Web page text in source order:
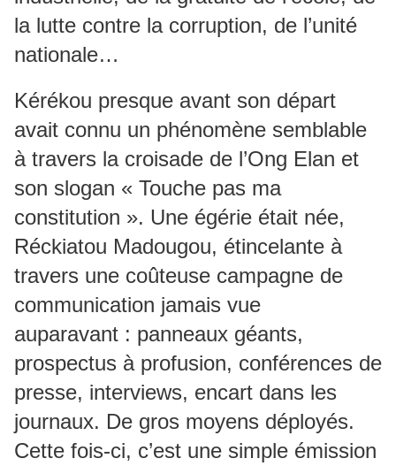
la lutte contre la corruption, de l’unité
nationale…
Kérékou presque avant son départ
avait connu un phénomène semblable
à travers la croisade de l’Ong Elan et
son slogan « Touche pas ma
constitution ». Une égérie était née,
Réckiatou Madougou, étincelante à
travers une coûteuse campagne de
communication jamais vue
auparavant : panneaux géants,
prospectus à profusion, conférences de
presse, interviews, encart dans les
journaux. De gros moyens déployés.
Cette fois-ci, c’est une simple émission